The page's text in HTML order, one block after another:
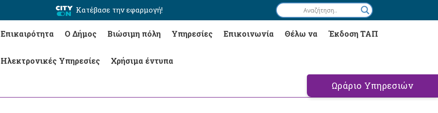
Κατέβασε την εφαρμογή!
Επικαιρότητα Ο Δήμος Βιώσιμη πόλη Υπηρεσίες Επικοινωνία Θέλω να Έκδοση ΤΑΠ
Ηλεκτρονικές Υπηρεσίες Χρήσιμα έντυπα
Ωράριο Υπηρεσιών